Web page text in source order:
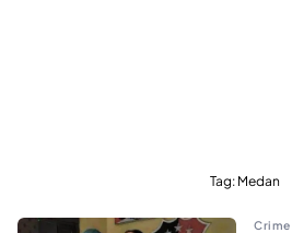
Tag: Medan
Crime